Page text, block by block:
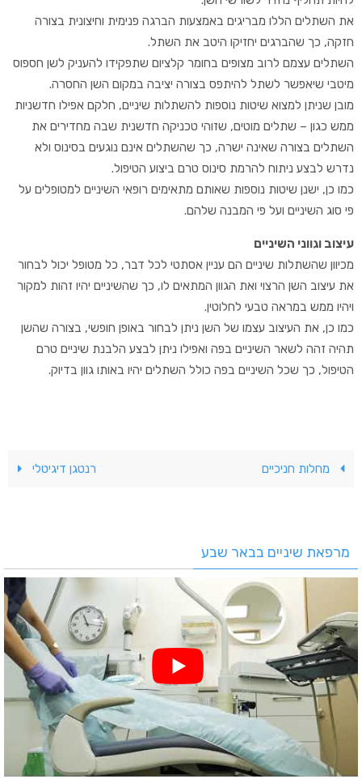
את השתלים הללו מבריגים באמצעות הברגה פנימית וחיצונית בצורה
חזקה, כך שהברגים יחזיקו היטב את השתל.
השתלים עצמם לרוב מצופים בחומר קלציום שתפקידו להעניק לשן חספוס
מיטבי שיאפשר לשתל להיתפס בצורה יציבה במקום השן החסרה.
מובן שניתן למצוא שיטות נוספות להשתלות שיניים, חלקם אפילו חדשניות
ממש כגון – שתלים מוטים, שזוהי טכניקה חדשנית שבה מחדירים את
השתלים בצורה שאינה ישרה, כך שהשתלים אינם נוגעים בסינוס ולא
נדרש לבצע ניתוח להרמת סינוס טרם ביצוע הטיפול.
כמו כן, ישנן שיטות נוספות שאותם מתאימים רופאי השיניים למטופלים על
פי סוג השיניים ועל פי המבנה שלהם.
עיצוב וגווני השיניים
מכיוון שהשתלות שיניים הם עניין אסתטי לכל דבר, כל מטופל יכול לבחור
את עיצוב השן הרצוי ואת הגוון המתאים לו, כך שהשיניים יהיו זהות למקור
ויהיו ממש במראה טבעי לחלוטין.
כמו כן, את העיצוב עצמו של השן ניתן לבחור באופן חופשי, בצורה שהשן
תהיה זהה לשאר השיניים בפה ואפילו ניתן לבצע הלבנת שיניים טרם
הטיפול, כך שכל השיניים בפה כולל השתלים יהיו באותו גוון בדיוק.
מחלות חניכיים רנטגן דיגיטלי
מרפאת שיניים בבאר שבע